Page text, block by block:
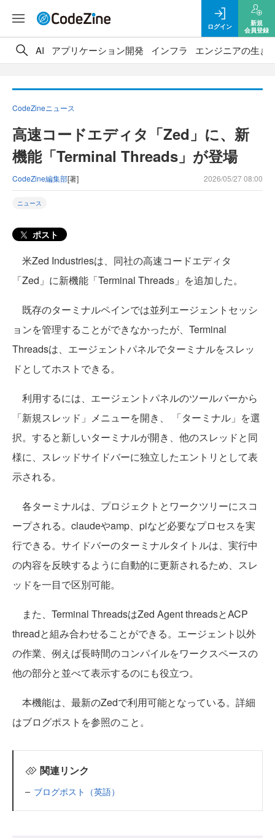
ログイン
新規
会員登録
AI アプリケーション開発 インフラ エンジニアの生き
CodeZineニュース
高速コードエディタ「Zed」に、新
機能「Terminal Threads」が登場
CodeZine編集部[著] 2026/05/27 08:00
ニュース
ポスト
米Zed Industriesは、同社の高速コードエディタ
「Zed」に新機能「Terminal Threads」を追加した。
既存のターミナルペインでは並列エージェントセッシ
ョンを管理することができなかったが、Terminal
Threadsは、エージェントパネルでターミナルをスレッ
ドとしてホストできる。
利用するには、エージェントパネルのツールバーから
「新規スレッド」メニューを開き、 「ターミナル」を選
択。すると新しいターミナルが開き、他のスレッドと同
様に、スレッドサイドバーに独立したエントリとして表
示される。
各ターミナルは、プロジェクトとワークツリーにスコ
ープされる。claudeやamp、piなど必要なプロセスを実
行できる。サイドバーのターミナルタイトルは、実行中
の内容を反映するように自動的に更新されるため、スレ
ッドを一目で区別可能。
また、Terminal ThreadsはZed Agent threadsとACP
threadと組み合わせることができる。エージェント以外
の作業、例えば長時間のコンパイルをワークスペースの
他の部分と並べて表示するのにも役立つ。
本機能は、最新のZedで利用可能となっている。詳細
はブログポストを参照のこと。
関連リンク
ブログポスト（英語）